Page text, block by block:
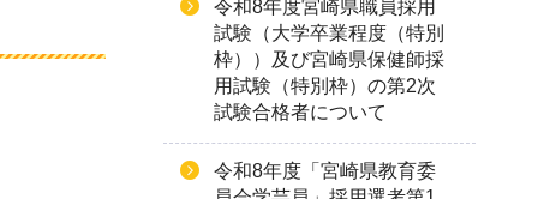
令和8年度宮崎県職員採用
試験（大学卒業程度（特別
枠））及び宮崎県保健師採
用試験（特別枠）の第2次
試験合格者について
令和8年度「宮崎県教育委